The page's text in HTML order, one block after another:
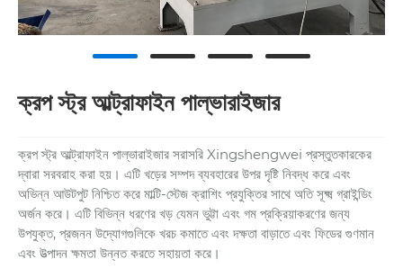
ক্রপ স্ট্র আল্ট্রাফাইন পাল্ভারাইজার
ক্রপ স্ট্র আল্ট্রাফাইন পাল্ভারাইজার সরাসরি Xingshengwei প্রস্তুতকারকের
দ্বারা সরবরাহ করা হয়। এটি খড়ের সম্পদ ব্যবহারের উপর দৃষ্টি নিবদ্ধ করে এবং
অভিন্ন আউটপুট নিশ্চিত করে মাল্টি-স্টেজ ক্রাশিং প্রযুক্তির সাথে অতি সূক্ষ্ম গ্রাইন্ডিং
অর্জন করে। এটি বিভিন্ন ধরণের খড় যেমন ভুট্টা এবং গম প্রক্রিয়াকরণের জন্য
উপযুক্ত, প্রজনন উদ্যোগগুলিকে খরচ কমাতে এবং দক্ষতা বাড়াতে এবং ফিডের গুণমান
এবং উত্পাদন ক্ষমতা উন্নত করতে সহায়তা করে।